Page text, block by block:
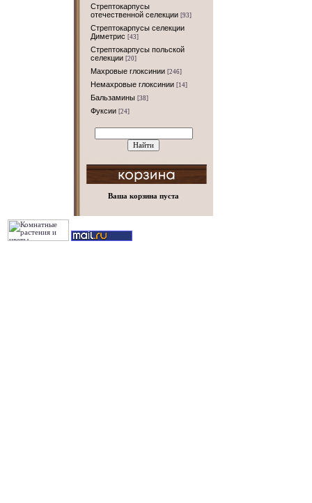
Стрептокарпусы
отечественной селекции [93]
Стрептокарпусы селекции
Диметрис [43]
Стрептокарпусы польской
селекции [20]
Махровые глоксинии [246]
Немахровые глоксинии [14]
Бальзамины [38]
Фуксии [24]
Ваша корзина пуста